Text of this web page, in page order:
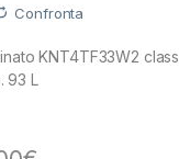
Confronta
KNT4TF33W2
93 L